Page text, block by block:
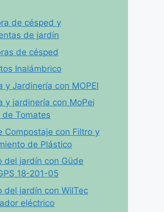
de césped y
de jardín
de césped
Inalámbrico
y Jardinería con MOPEI
y jardinería con MoPei
Tomates
Compostaje con Filtro y
de Plástico
del jardín con Güde
18-201-05
del jardín con WilTec
eléctrico